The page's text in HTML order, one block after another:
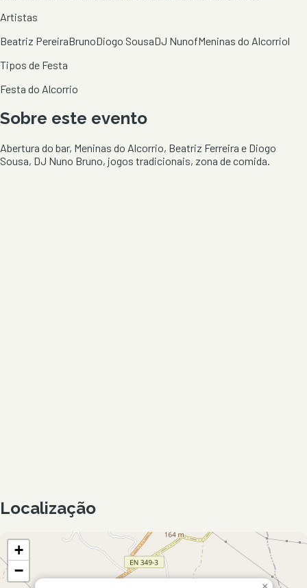
Artistas
Beatriz PereiraBrunoDiogo SousaDJ NunofMeninas do Alcorriol
Tipos de Festa
Festa do Alcorrio
Sobre este evento
Abertura do bar, Meninas do Alcorrio, Beatriz Ferreira e Diogo
Sousa, DJ Nuno Bruno, jogos tradicionais, zona de comida.
Localização
+
−